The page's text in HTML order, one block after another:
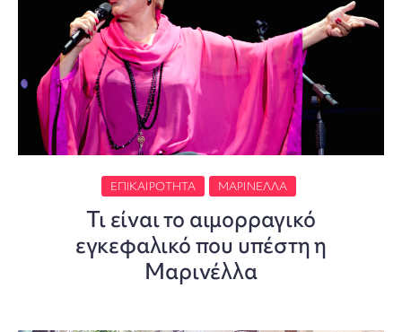
ΕΠΙΚΑΙΡΌΤΗΤΑ ΜΑΡΙΝΈΛΛΑ
Τι είναι το αιμορραγικό
εγκεφαλικό που υπέστη η
Μαρινέλλα